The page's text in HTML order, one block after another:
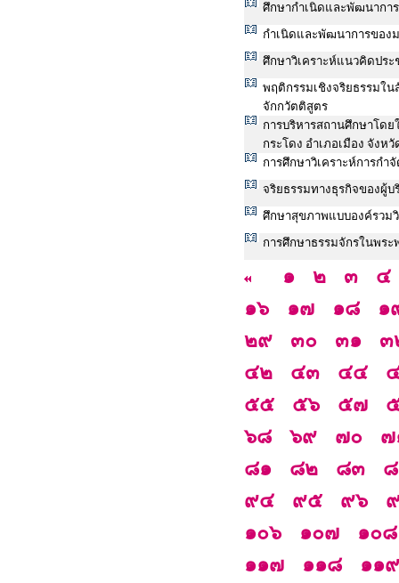
ศึกษากำเนิดและพัฒนากา
กำเนิดและพัฒนาการขอ
ศึกษาวิเคราะห์แนวคิดปร
พฤติกรรมเชิงจริยธรรมใ
จักกวัตติสูตร
การบริหารสถานศึกษาโด
กระโดง อำเภอเมือง จังห
การศึกษาวิเคราะห์การก
จริยธรรมทางธุรกิจของผู้
ศึกษาสุขภาพแบบองค์รวม
การศึกษาธรรมจักรในพระ
๑ ๒ ๓
๔
๑๖
๑๗ ๑๘
๑
๒๙
๓๐ ๓๑
๓
๔๒
๔๓ ๔๔
๕๕
๕๖ ๕๗
๖๘
๖๙ ๗๐
๗
๘๑
๘๒ ๘๓
๙๔
๙๕ ๙๖
๑๐๖
๑๐๗
๑๐๘
๑๑๗
๑๑๘
๑๑๙